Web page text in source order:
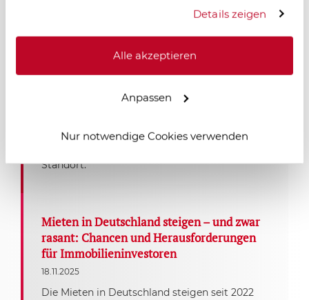
Details zeigen
Alle akzeptieren
Anpassen
Nur notwendige Cookies verwenden
Salzgitter im Wandel – neue Dynamik
Salzgitter erlebt einen starken wirtschaftlichen
Aufschwung: Neue Logistik- und
Industrieprojekte, zentrale Lage und moderne
Infrastruktur schaffen Arbeitsplätze und
Immobilieninvestoren entstehen langfristige
Standort.
Mieten in Deutschland steigen – und zwar
rasant: Chancen und Herausforderungen
für Immobilieninvestoren
18.11.2025
Die Mieten in Deutschland steigen seit 2022